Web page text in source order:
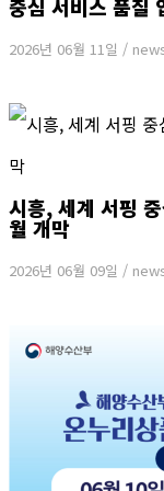
중심 서비스 품질
2026년 06월 11일 /
시흥, 세계 서핑
월 개막
2026년 06월 09일 /